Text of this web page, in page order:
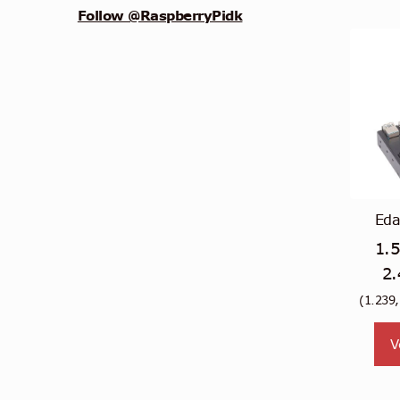
(
Follow @RaspberryPidk